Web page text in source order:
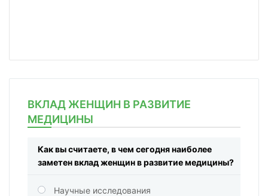
ВКЛАД ЖЕНЩИН В РАЗВИТИЕ
МЕДИЦИНЫ
Как вы считаете, в чем сегодня наиболее
заметен вклад женщин в развитие медицины?
Научные исследования